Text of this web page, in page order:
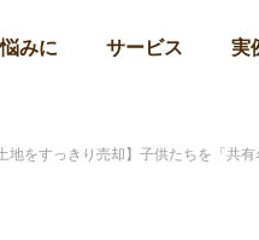
みに サービス 実
地をすっきり売却】子供たちを「共有